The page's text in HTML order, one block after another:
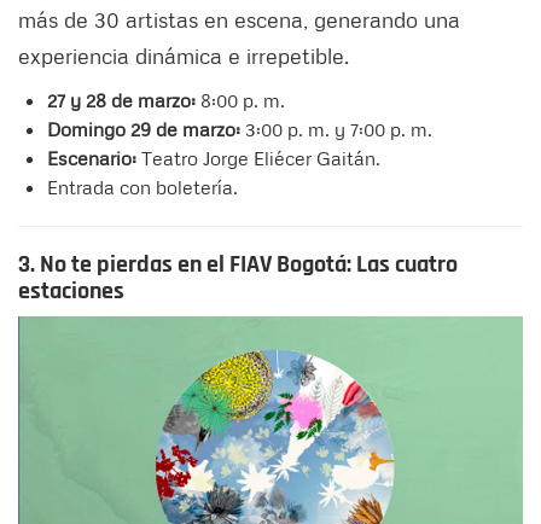
más de 30 artistas en escena, generando una
experiencia dinámica e irrepetible.
27 y 28 de marzo: 8:00 p. m.
Domingo 29 de marzo: 3:00 p. m. y 7:00 p. m.
Escenario: Teatro Jorge Eliécer Gaitán.
Entrada con boletería.
3. No te pierdas en el FIAV Bogotá: Las cuatro
estaciones